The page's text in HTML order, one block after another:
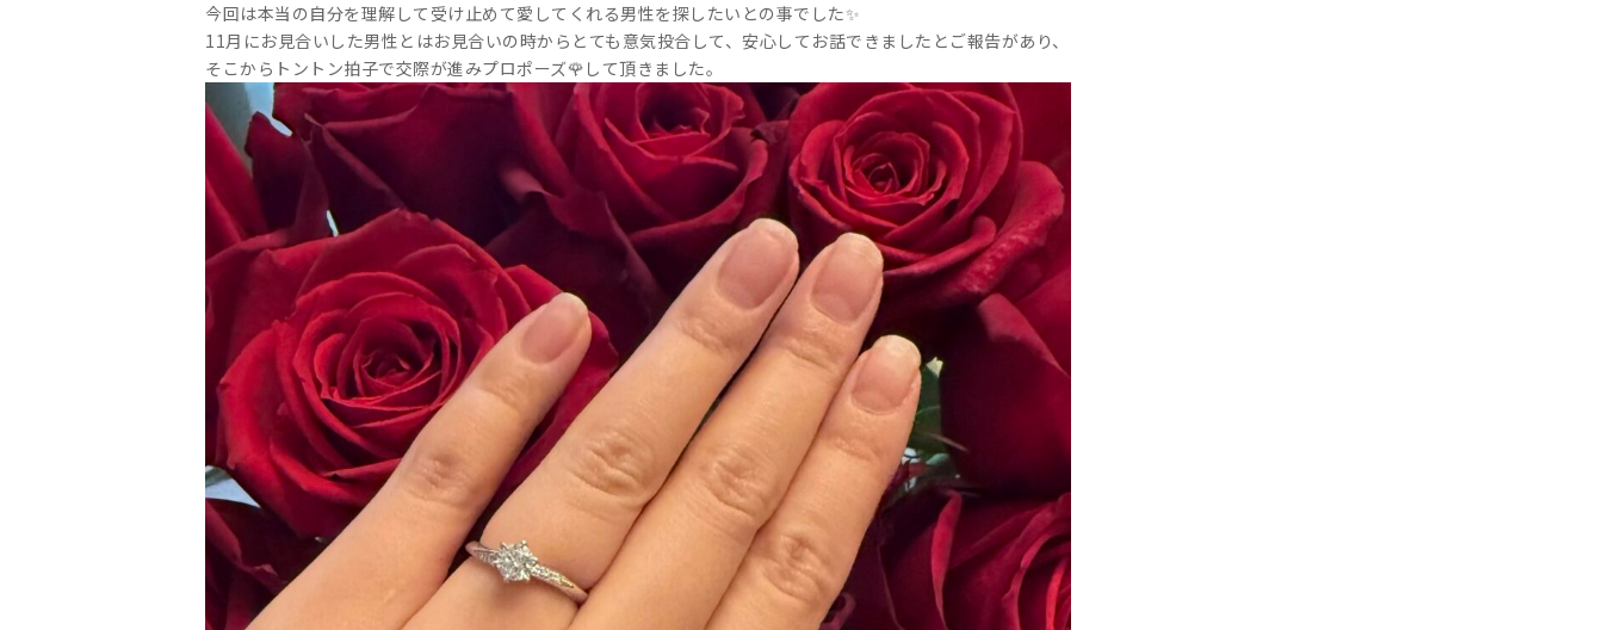
今回は本当の自分を理解して受け止めて愛してくれる男性を探したいとの事でした✨
11月にお見合いした男性とはお見合いの時からとても意気投合して、安心してお話できましたとご報告があり、
そこからトントン拍子で交際が進みプロポーズ🌹して頂きました。